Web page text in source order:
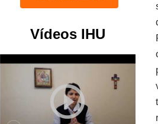
Vídeos IHU
play_circle_outline